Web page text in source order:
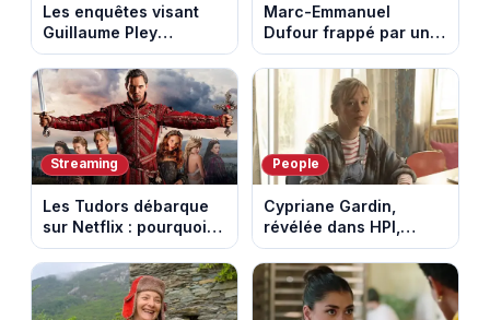
Les enquêtes visant
Guillaume Pley
poussent Ragnar Le
Breton à quitter la
tournée Legend
Marc-Emmanuel
Dufour frappé par un
terrible incendie : son
chalet part en fumée
Streaming
Les Tudors débarque
sur Netflix : pourquoi la
série n’a rien perdu de
son pouvoir
People
Cypriane Gardin,
révélée dans HPI,
lance une cagnotte
après des difficultés
financières